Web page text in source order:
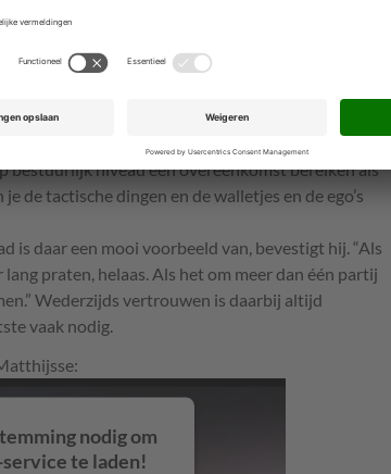
is gegevensuitwisseling gewoon operationeel en
die misschien bestuurlijk verkokerd is, zoals
kun je de hindernissen toch vrij makkelijk
is wel waar. “De persoonlijke invloed speelt een
waren nooit tot stand gekomen als Albert Heijn
bestuurlijk niveau een overeenkomst bereiken als
de tactische dingen en de walletjes en de ego’s
is daar een mooi voorbeeld van, bevestigt hij. “Als
praten, helaas. Als het om meer dan één partij
Wederzijds vertrouwen is daarbij altijd
vaak nodig.
nodig om
te laden!